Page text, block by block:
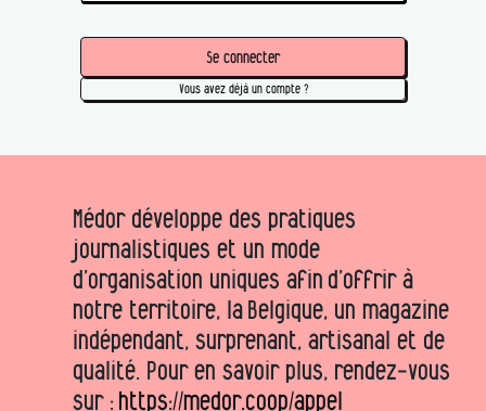
Se connecter
Vous avez déjà un compte ?
Médor développe des pratiques
journalistiques et un mode
d’organisation uniques afin d’offrir à
notre territoire, la Belgique, un magazine
indépendant, surprenant, artisanal et de
qualité. Pour en savoir plus, rendez-vous
sur : https://medor.coop/appel